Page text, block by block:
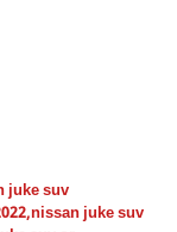
juke suv
,nissan juke suv